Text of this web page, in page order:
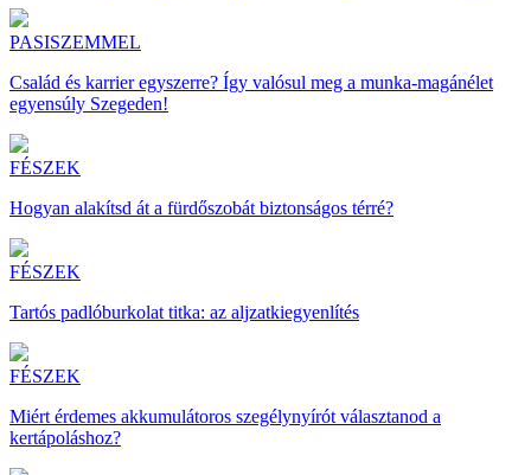
PASISZEMMEL
Család és karrier egyszerre? Így valósul meg a munka-magánélet
egyensúly Szegeden!
FÉSZEK
Hogyan alakítsd át a fürdőszobát biztonságos térré?
FÉSZEK
Tartós padlóburkolat titka: az aljzatkiegyenlítés
FÉSZEK
Miért érdemes akkumulátoros szegélynyírót választanod a
kertápoláshoz?